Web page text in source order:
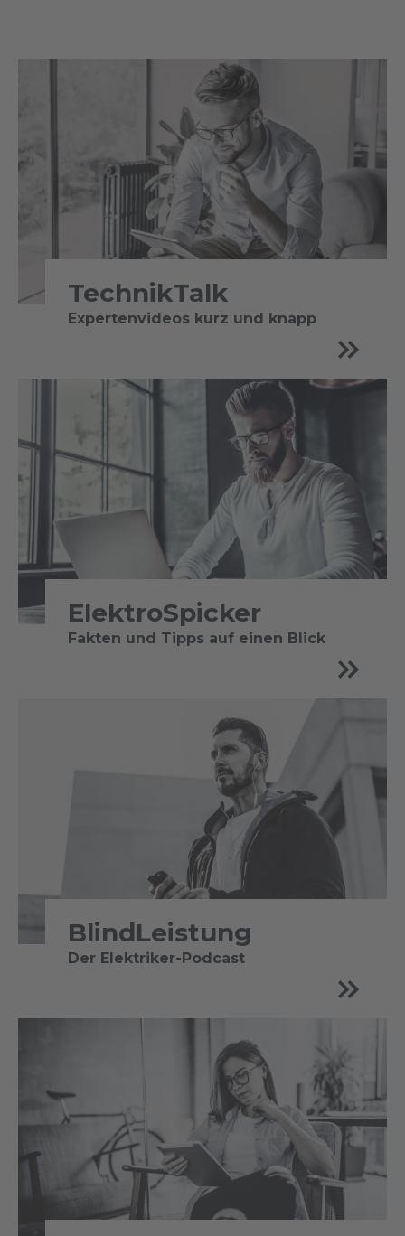
TechnikTalk
Expertenvideos kurz und knapp
ElektroSpicker
Fakten und Tipps auf einen Blick
BlindLeistung
Der Elektriker-Podcast